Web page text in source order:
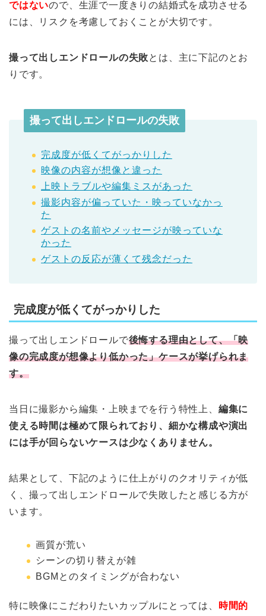
ではないので、生涯で一度きりの結婚式を成功させる
には、リスクを考慮しておくことが大切です。
撮って出しエンドロールの失敗とは、主に下記のとお
りです。
撮って出しエンドロールの失敗
完成度が低くてがっかりした
映像の内容が想像と違った
上映トラブルや編集ミスがあった
撮影内容が偏っていた・映っていなかっ
た
ゲストの名前やメッセージが映っていな
かった
ゲストの反応が薄くて残念だった
完成度が低くてがっかりした
撮って出しエンドロールで後悔する理由として、「映
像の完成度が想像より低かった」ケースが挙げられま
す。
当日に撮影から編集・上映までを行う特性上、 編集に
使える時間は極めて限られており、細かな構成や演出
には手が回らないケースは少なくありません。
結果として、下記のように仕上がりのクオリティが低
く、撮って出しエンドロールで失敗したと感じる方が
います。
画質が荒い
シーンの切り替えが雑
BGMとのタイミングが合わない
特に映像にこだわりたいカップルにとっては、
時間的